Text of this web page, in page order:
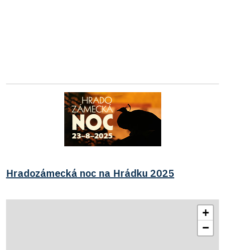
Hradozámecká noc na Hrádku 2025
+
−